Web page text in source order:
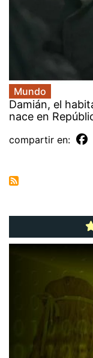
Mundo
Damián, el
nace en
compartir en: